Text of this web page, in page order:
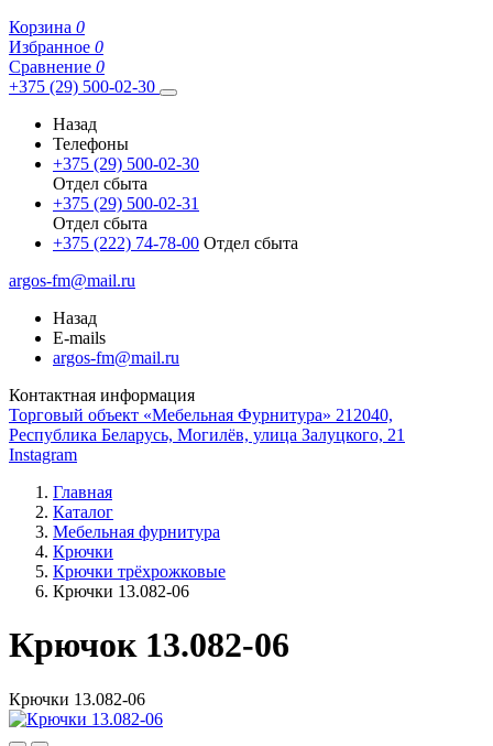
Корзина 0
Избранное 0
Сравнение 0
+375 (29) 500-02-30
Назад
Телефоны
+375 (29) 500-02-30
Отдел сбыта
+375 (29) 500-02-31
Отдел сбыта
+375 (222) 74-78-00 Отдел сбыта
argos-fm@mail.ru
Назад
E-mails
argos-fm@mail.ru
Контактная информация
Торговый объект «Мебельная Фурнитура» 212040,
Республика Беларусь, Могилёв, улица Залуцкого, 21
Instagram
Главная
Каталог
Мебельная фурнитура
Крючки
Крючки трёхрожковые
Крючки 13.082-06
Крючок 13.082-06
Крючки 13.082-06